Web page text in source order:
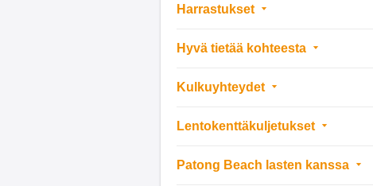
Harrastukset
Hyvä tietää kohteesta
Kulkuyhteydet
Lentokenttäkuljetukset
Patong Beach lasten kanssa